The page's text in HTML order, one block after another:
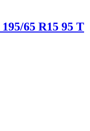
195/65 R15 95 T